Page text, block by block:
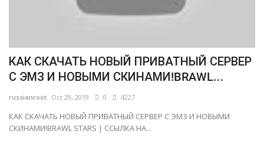
Наш ФОРУМ
Gallery
КАК СКАЧАТЬ НОВЫЙ ПРИВАТНЫЙ СЕРВЕР
С ЭМЗ И НОВЫМИ СКИНАМИ!BRAWL...
russianroot Oct 29, 2019 0 4227
КАК СКАЧАТЬ НОВЫЙ ПРИВАТНЫЙ СЕРВЕР С ЭМЗ И НОВЫМИ
СКИНАМИ!BRAWL STARS | ССЫЛКА НА...